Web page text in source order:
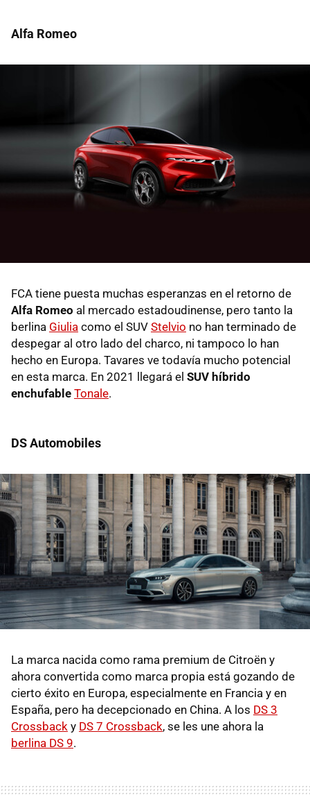
Alfa Romeo
FCA tiene puesta muchas esperanzas en el retorno de
Alfa Romeo al mercado estadoudinense, pero tanto la
berlina Giulia como el SUV Stelvio no han terminado de
despegar al otro lado del charco, ni tampoco lo han
hecho en Europa. Tavares ve todavía mucho potencial
en esta marca. En 2021 llegará el SUV híbrido
enchufable Tonale.
DS Automobiles
La marca nacida como rama premium de Citroën y
ahora convertida como marca propia está gozando de
cierto éxito en Europa, especialmente en Francia y en
España, pero ha decepcionado en China. A los DS 3
Crossback y DS 7 Crossback, se les une ahora la
berlina DS 9.